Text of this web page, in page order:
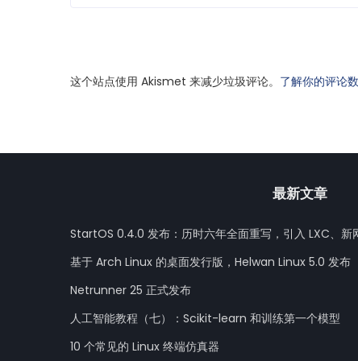
这个站点使用 Akismet 来减少垃圾评论。 了解你的评论
最新文章
StartOS 0.4.0 发布：历时六年全面重写，引入 LXC、新
基于 Arch Linux 的桌面发行版，Helwan Linux 5.0 发布
Netrunner 25 正式发布
人工智能教程（七）：Scikit-learn 和训练第一个模型
10 个常见的 Linux 终端仿真器